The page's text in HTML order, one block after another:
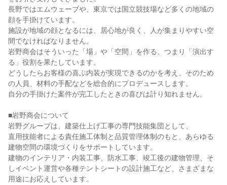
長野ではエムウェーブや、東京では国立競技場など多くの地域の
顔を手掛けています。
施設が地域の顔となるには、居心地が良く、人が集まりやすい空
間でなければなりません。
岩野商会はそういった「場」や「空間」を作る、つまり「演出す
る」役割を果たしています。
どうしたらお客様の喜ぶ内装が実現できるのかを考え、そのため
の人員、材料の手配などを総合的にプロデュースします。
自分の手掛けた案件が完工したときの喜びは計り知れません。
■岩野商会について
岩野グループは、建築仕上げ工事の専門技能集団として、
直用技能者による責任施工体制と品質管理体制のもと、あらゆる
建物空間の環境づくりをサポートしています。
建物のインテリア・内装工事、防水工事、竣工後の建物管理、そ
しイベント運営や各種テントシートの設計施工など、さまざまな
用途にお応えしています。